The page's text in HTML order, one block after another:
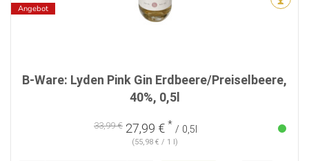
Angebot
B-Ware: Lyden Pink Gin Erdbeere/Preiselbeere,
40%, 0,5l
33,99 € 27,99 € * / 0,5l
(55,98 € / 1 l)